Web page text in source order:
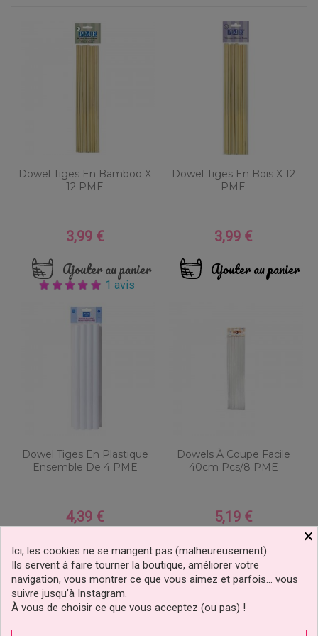
Dowel Tiges En Bamboo X
12 PME
Prix
3,99 €
Ajouter au panier
1 avis
Dowel Tiges En Bois X 12
PME
Prix
3,99 €
Ajouter au panier
Dowel Tiges En Plastique
Ensemble De 4 PME
Prix
4,39 €
Ajouter au panier
Dowels À Coupe Facile
40cm Pcs/8 PME
Prix
5,19 €
Ajouter au panier
×
Ici, les cookies ne se mangent pas (malheureusement).
Ils servent à faire tourner la boutique, améliorer votre
navigation, vous montrer ce que vous aimez et parfois… vous
suivre jusqu’à Instagram.
À vous de choisir ce que vous acceptez (ou pas) !